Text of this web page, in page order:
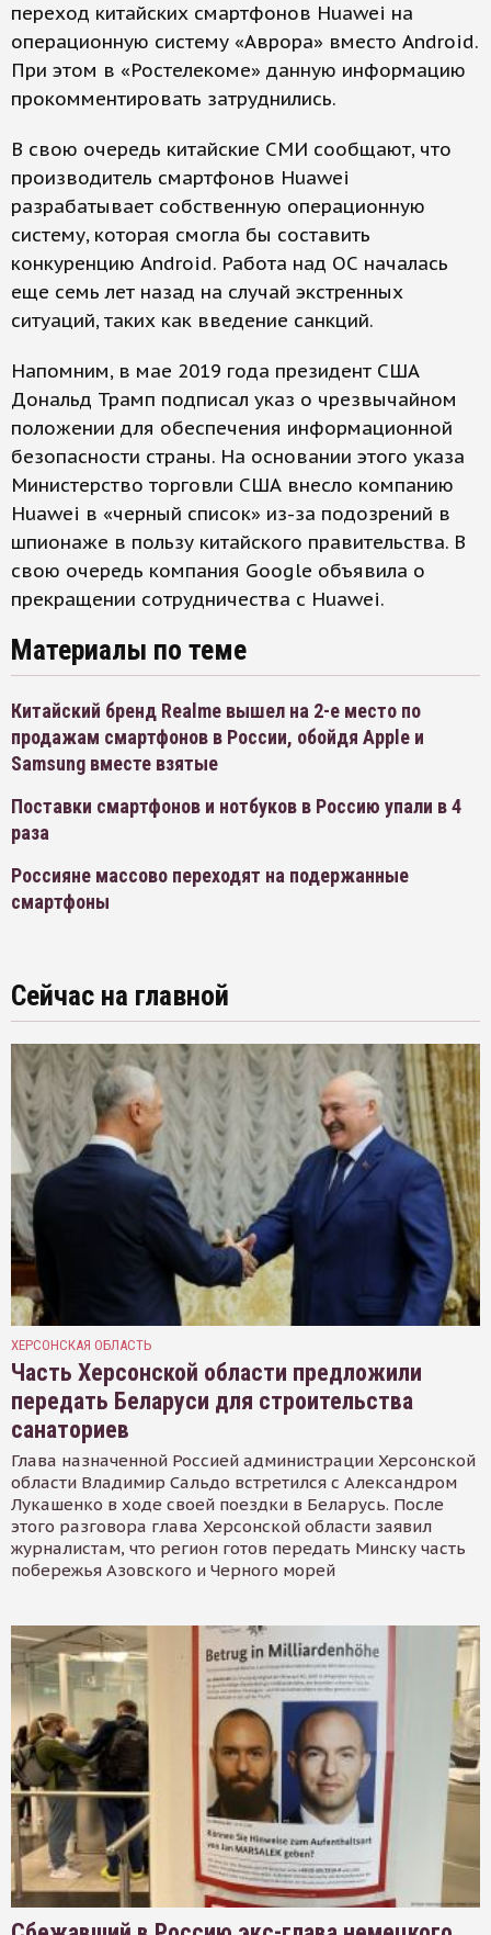
переход китайских смартфонов Huawei на
операционную систему «Аврора» вместо Android.
При этом в «Ростелекоме» данную информацию
прокомментировать затруднились.
В свою очередь китайские СМИ сообщают, что
производитель смартфонов Huawei
разрабатывает собственную операционную
систему, которая смогла бы составить
конкуренцию Android. Работа над ОС началась
еще семь лет назад на случай экстренных
ситуаций, таких как введение санкций.
Напомним, в мае 2019 года президент США
Дональд Трамп подписал указ о чрезвычайном
положении для обеспечения информационной
безопасности страны. На основании этого указа
Министерство торговли США внесло компанию
Huawei в «черный список» из-за подозрений в
шпионаже в пользу китайского правительства. В
свою очередь компания Google объявила о
прекращении сотрудничества с Huawei.
Материалы по теме
Китайский бренд Realme вышел на 2-е место по
продажам смартфонов в России, обойдя Apple и
Samsung вместе взятые
Поставки смартфонов и нотбуков в Россию упали в 4
раза
Россияне массово переходят на подержанные
смартфоны
Сейчас на главной
ХЕРСОНСКАЯ ОБЛАСТЬ
Часть Херсонской области предложили
передать Беларуси для строительства
санаториев
Глава назначенной Россией администрации Херсонской
области Владимир Сальдо встретился с Александром
Лукашенко в ходе своей поездки в Беларусь. После
этого разговора глава Херсонской области заявил
журналистам, что регион готов передать Минску часть
побережья Азовского и Черного морей